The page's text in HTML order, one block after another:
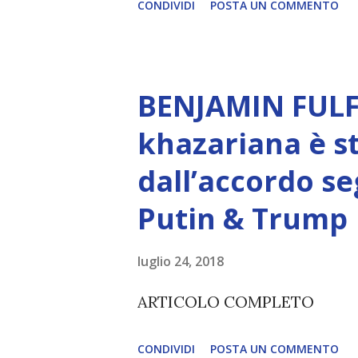
Creatore. È ciò che
non è la scelta più efficiente.
L’intelligenza può simulare
essere Coscienza. Può
renderanno la differenza
CONDIVIDI POSTA UN COMMENTO
BENJAMIN
khazariana è
dall’accordo
Putin & Trump
luglio 24, 2018
ARTICOLO COMPLETO
CONDIVIDI POSTA UN COMMENTO